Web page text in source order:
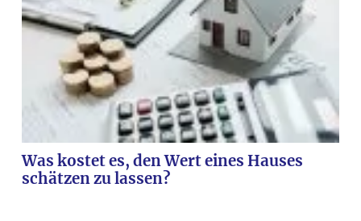
Was kostet es, den Wert eines Hauses
schätzen zu lassen?